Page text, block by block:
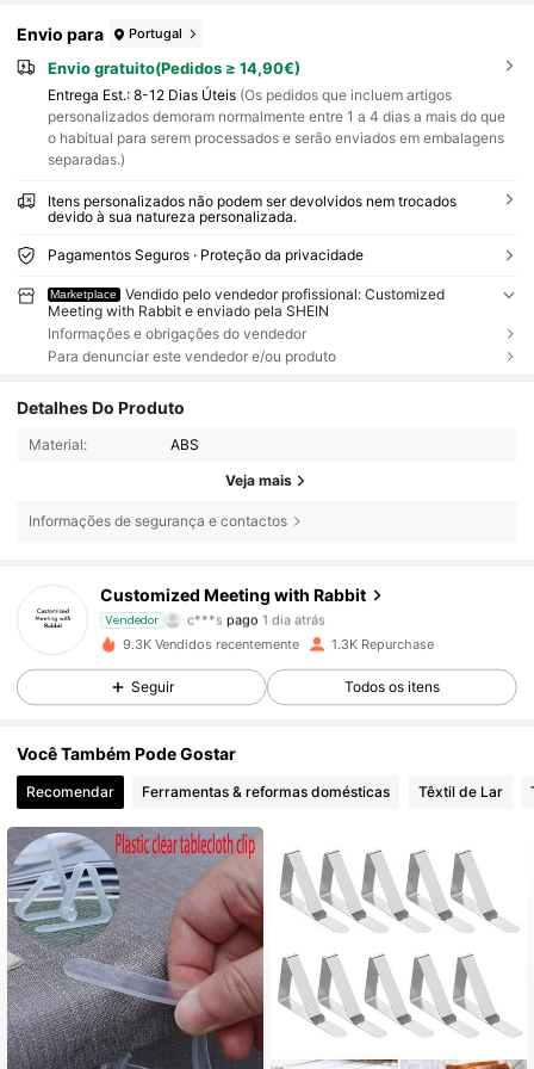
Envio para Portugal
Envio gratuito(Pedidos ≥ 14,90€)
Entrega Est.: 8-12 Dias Úteis (Os pedidos que incluem artigos
personalizados demoram normalmente entre 1 a 4 dias a mais do que
o habitual para serem processados e serão enviados em embalagens
separadas.)
Itens personalizados não podem ser devolvidos nem trocados
devido à sua natureza personalizada.
Pagamentos Seguros · Proteção da privacidade
Marketplace
Vendido pelo vendedor profissional: Customized
Meeting with Rabbit e enviado pela SHEIN
Informações e obrigações do vendedor
Para denunciar este vendedor e/ou produto
Detalhes Do Produto
Material: ABS
Veja mais
Informações de segurança e contactos
Customized Meeting with Rabbit
Vendedor
4,82
503 Seguidores
c***s pago 1 dia atrás
503 Seguidores
4,82 503 Seguidores
4,82 503 Seguidores
4,82 503 Seguidores
4,82 503 Seguidores
9.3K Vendidos recentemente 1.3K Repurchase
Seguir Todos os itens
Você Também Pode Gostar
Recomendar Ferramentas & reformas domésticas Têxtil de Lar